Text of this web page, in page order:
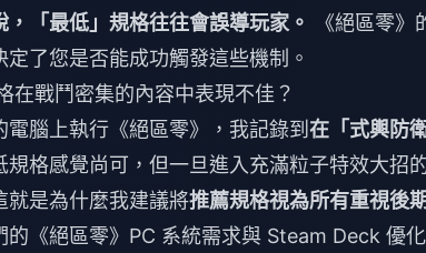
，「最低」規格往往會誤導玩家。
《絕區零》
了您是否能成功觸發這些機制。
在戰鬥密集的內容中表現不佳？
腦上執行《絕區零》，我記錄到 在「式輿防
規格感覺尚可，但一旦進入充滿粒子特效大招
就是為什麼我建議將推薦規格視為所有重視後
的《絕區零》PC 系統需求與 Steam Deck 優化